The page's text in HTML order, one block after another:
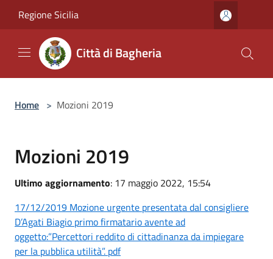
Regione Sicilia
Città di Bagheria
Home > Mozioni 2019
Mozioni 2019
Ultimo aggiornamento: 17 maggio 2022, 15:54
17/12/2019 Mozione urgente presentata dal consigliere
D’Agati Biagio primo firmatario avente ad
oggetto:”Percettori reddito di cittadinanza da impiegare
per la pubblica utilità”. pdf